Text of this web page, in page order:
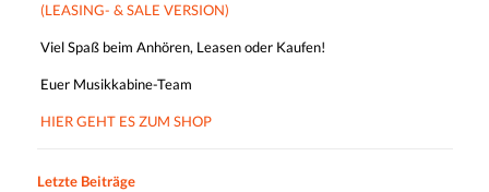
(LEASING- & SALE VERSION)
Viel Spaß beim Anhören, Leasen oder Kaufen!
Euer Musikkabine-Team
HIER GEHT ES ZUM SHOP
Letzte Beiträge